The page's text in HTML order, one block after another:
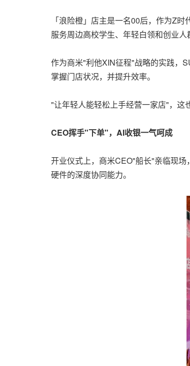
「浪险橙」店主是一名00后，作为Z
服务周边高校学生、年轻白领和创业人
作为商米"利他XIN征程"战略的实践，
掌握门店状况，并提升效率。
"让年轻人能轻松上手经营一家店"，这
CEO挥手"下单"，AI收银一气呵成
开业仪式上，商米CEO"船长"亲临现
硬件的深度协同能力。